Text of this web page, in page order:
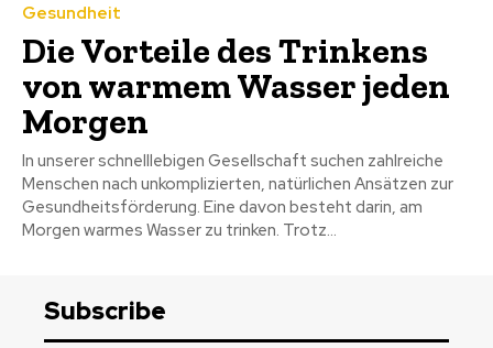
Gesundheit
Die Vorteile des Trinkens
von warmem Wasser jeden
Morgen
In unserer schnelllebigen Gesellschaft suchen zahlreiche
Menschen nach unkomplizierten, natürlichen Ansätzen zur
Gesundheitsförderung. Eine davon besteht darin, am
Morgen warmes Wasser zu trinken. Trotz...
Subscribe